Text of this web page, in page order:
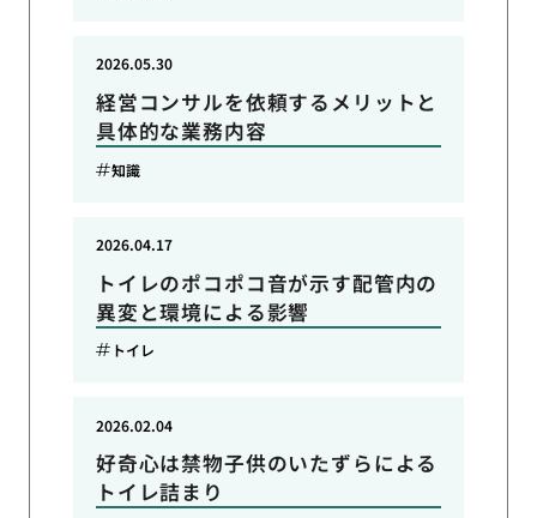
経営コンサルを依頼するメリットと
具体的な業務内容
2026.05.30
知識
トイレのポコポコ音が示す配管内の
異変と環境による影響
2026.04.17
トイレ
好奇心は禁物子供のいたずらによる
トイレ詰まり
2026.02.04